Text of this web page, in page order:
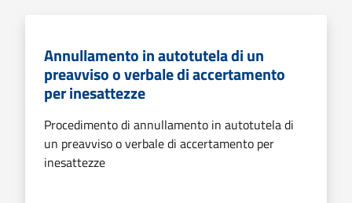
Annullamento in autotutela di un
preavviso o verbale di accertamento
per inesattezze
Procedimento di annullamento in autotutela di
un preavviso o verbale di accertamento per
inesattezze